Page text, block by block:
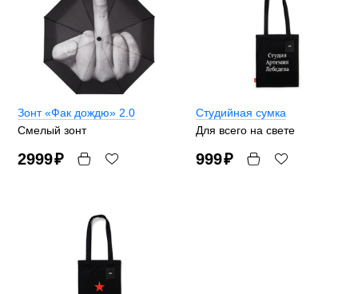
Зонт «Фак дождю» 2.0
Смелый зонт
2999₽
Студийная сумка
Для всего на свете
999₽